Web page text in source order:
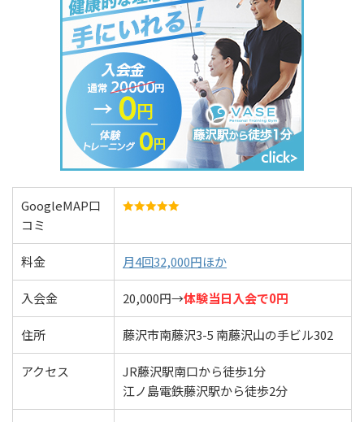
GoogleMAP口
コミ
料金 月4回32,000円ほか
入会金 20,000円→体験当日入会で0円
住所 藤沢市南藤沢3-5 南藤沢山の手ビル302
アクセス
JR藤沢駅南口から徒歩1分
江ノ島電鉄藤沢駅から徒歩2分